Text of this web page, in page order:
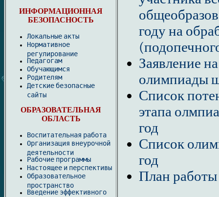
ИНФОРМАЦИОННАЯ
БЕЗОПАСНОСТЬ
Локальные акты
Нормативное
регулирование
Педагогам
Обучающимся
Родителям
Детские безопасные
сайты
ОБРАЗОВАТЕЛЬНАЯ
ОБЛАСТЬ
Воспитательная работа
Организация внеурочной
деятельности
Рабочие программы
Настоящее и перспективы
Образовательное
пространство
Введение эффективного
году на
Заявление
олимпиады
Список
этапа
год
Список
год
План